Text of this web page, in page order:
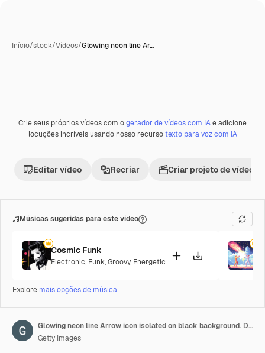
Início/stock/Vídeos/Glowing neon line Ar…
Premium
Crie seus próprios vídeos com ogerador de vídeos com IAe adicione
locuções incríveis usando nosso recursotexto para voz com IA
Editar vídeo Recriar Criar projeto de vídeo
Músicas sugeridas para este vídeo
Cosmic Funk
Electronic, Funk,Groovy, Energetic
Explore mais opções de música
Glowing neon line Arrow icon isolated on black background. Direction Arrowhead symbol. Motion graphics
Getty Images